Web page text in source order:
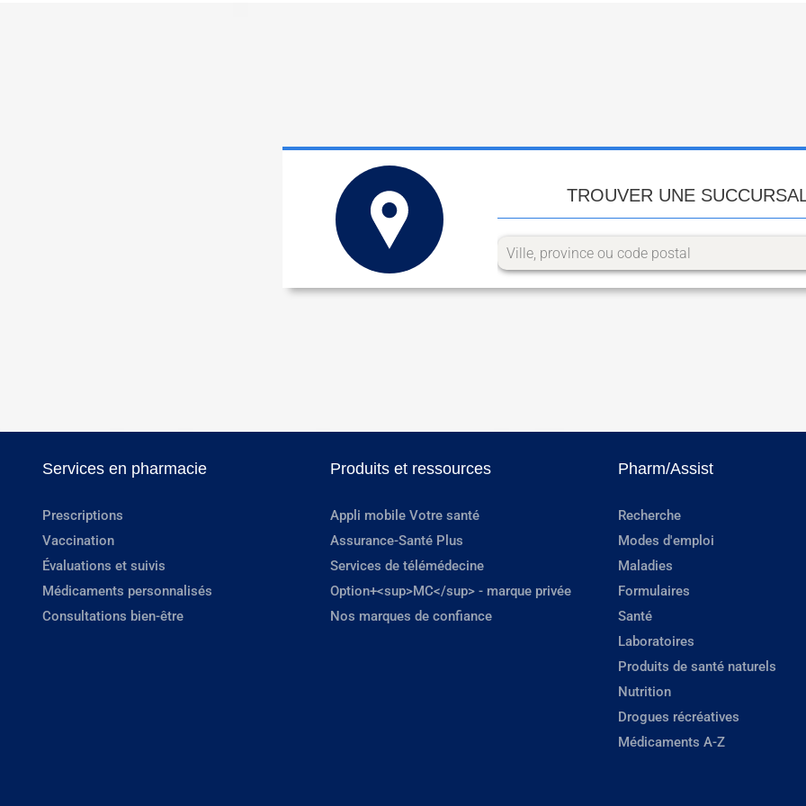
TROUVER UNE
Services en pharmacie
Prescriptions
Vaccination
Évaluations et suivis
Médicaments personnalisés
Consultations bien-être
Produits et ressources
Appli mobile Votre santé
Assurance-Santé Plus
Services de télémédecine
Option+<sup>MC</sup> - marque privée
Nos marques de confiance
Pharm/Assist
Recherche
Modes d'emploi
Maladies
Formulaires
Santé
Laboratoires
Produits de santé naturels
Nutrition
Drogues récréatives
Médicaments A-Z